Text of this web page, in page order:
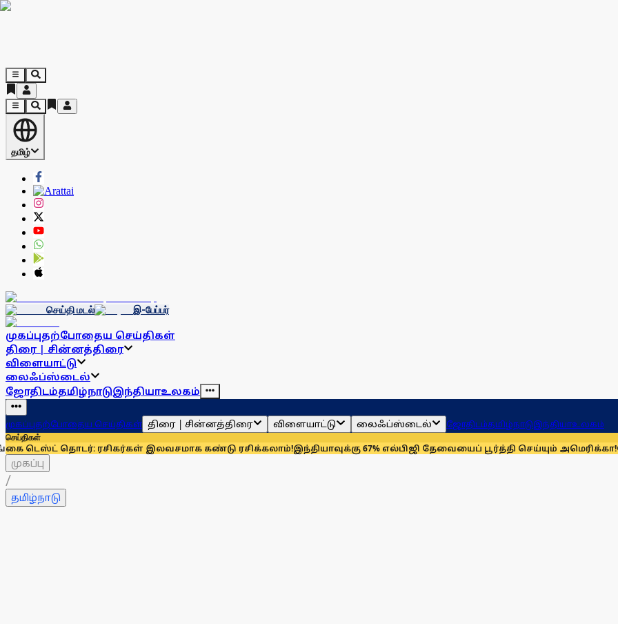
தமிழ்
செய்தி மடல் இ-பேப்பர்
முகப்புதற்போதைய செய்திகள்
திரை | சின்னத்திரை
விளையாட்டு
லைஃப்ஸ்டைல்
ஜோதிடம்தமிழ்நாடுஇந்தியாஉலகம்
முகப்புதற்போதைய செய்திகள் திரை | சின்னத்திரை விளையாட்டு லைஃப்ஸ்டைல் ஜோதிடம்தமிழ்நாடுஇந்தியாஉலகம்
செய்திகள்
ரசிகர்கள் இலவசமாக கண்டு ரசிக்கலாம்!இந்தியாவுக்கு 67% எல்பிஜி தேவையைப் பூர்த்தி செய்யும் அமெரிக்கா! செயின்ட்
முகப்பு
/
தமிழ்நாடு